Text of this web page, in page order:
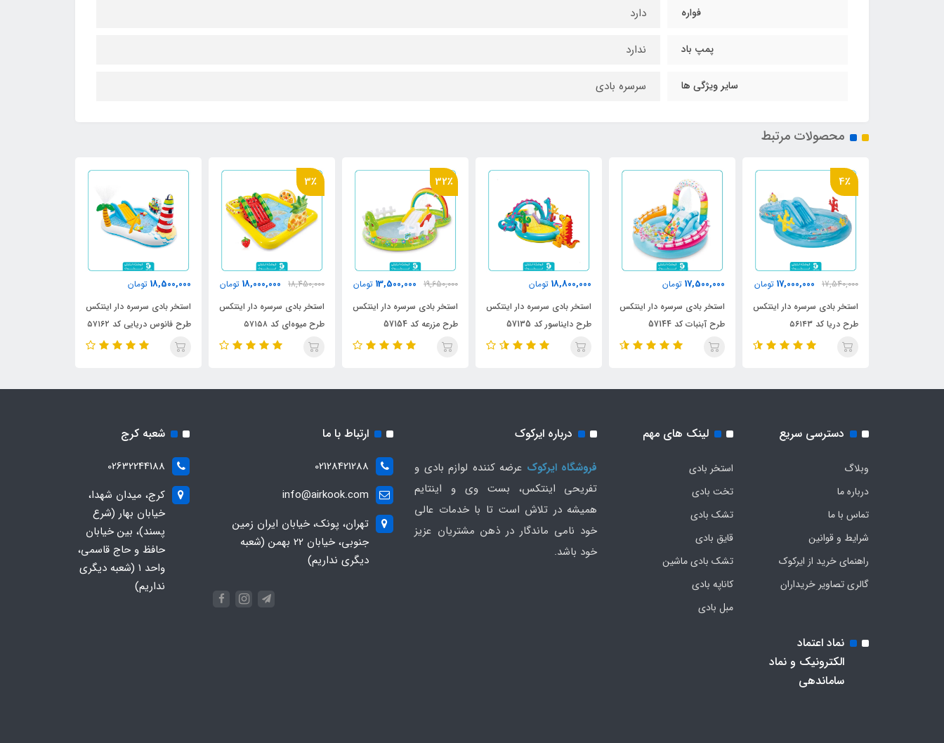
فواره دارد
پمپ باد ندارد
سایر ویژگی ها سرسره بادی
محصولات مرتبط
17,500,000 تومان
استخر بادی سرسره دار اینتکس
طرح آبنبات کد 57144
18,800,000 تومان
استخر بادی سرسره دار اینتکس
طرح دایناسور کد 57135
19,650,000
13,500,000
استخر بادی سرسره دار اینتکس
طرح مزرعه کد 57154
3٪
18,450,000
18,000,000 تومان
استخر بادی سرسره دار اینتکس
طرح میوه‌ای کد ۵۷۱۵۸
18,500,000 تومان
استخر بادی سرسره دار اینتکس
طرح فانوس دریایی کد ۵۷۱۶۲
10,100,000 تومان
استخر بادی سرسره دار اینتکس
طرح تمساح کد 57165
دسترسی سریع
وبلاگ
درباره ما
تماس با ما
شرایط و قوانین
راهنمای خرید از ایرکوک
گالری تصاویر خریداران
لینک های مهم
استخر بادی
تخت بادی
تشک بادی
قایق بادی
تشک بادی ماشین
کاناپه بادی
مبل بادی
درباره ایرکوک
فروشگاه ایرکوک عرضه کننده لوازم بادی و
تفریحی اینتکس، بست وی و اینتایم
همیشه در تلاش است تا با خدمات عالی
خود نامی ماندگار در ذهن مشتریان عزیز
خود باشد.
ارتباط با ما
02128421288
info@airkook.com
تهران، پونک، خیابان ایران زمین
جنوبی، خیابان 22 بهمن (شعبه
دیگری نداریم)
شعبه کرج
02632244188
کرج، میدان شهدا،
خیابان بهار (شرع
پسند)، بین خیابان
حافظ و حاج قاسمی،
واحد ۱ (شعبه دیگری
نداریم)
نماد اعتماد
الکترونیک و نماد
ساماندهی